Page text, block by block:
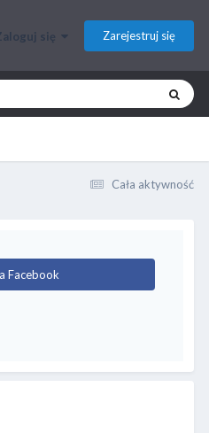
się Zarejestruj się
Cała aktywność
Facebook